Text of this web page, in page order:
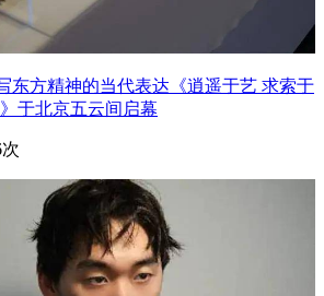
东方精神的当代表达《逍遥于艺 求索于
于北京五云间启幕